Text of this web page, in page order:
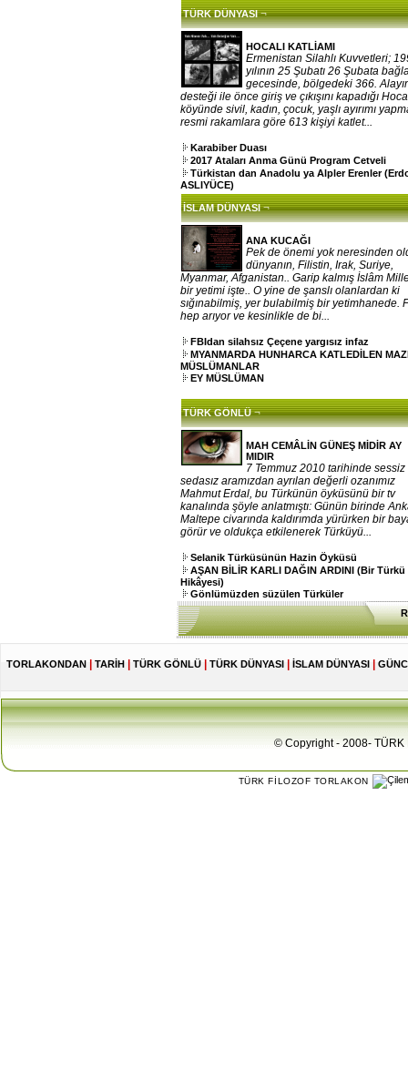
TÜRK DÜNYASI ¬
HOCALI KATLİAMI
Ermenistan Silahlı Kuvvetleri;
yılının 25 Şubatı 26 Şubata
gecesinde, bölgedeki 366.
desteği ile önce giriş ve çıkışını kapadığı
köyünde sivil, kadın, çocuk, yaşlı ayırımı
resmi rakamlara göre 613 kişiyi katlet...
Karabiber Duası
2017 Ataları Anma Günü Program Cetveli
Türkistan dan Anadolu ya Alpler Erenler
ASLIYÜCE)
İSLAM DÜNYASI ¬
ANA KUCAĞI
Pek de önemi yok neresinden
dünyanın, Filistin, Irak, Suriye,
Myanmar, Afganistan.. Garip kalmış İslâm
bir yetimi işte.. O yine de şanslı olanlardan ki
sığınabilmiş, yer bulabilmiş bir yetimhanede.
hep arıyor ve kesinlikle de bi...
FBIdan silahsız Çeçene yargısız infaz
MYANMARDA HUNHARCA KATLEDİLEN
MÜSLÜMANLAR
EY MÜSLÜMAN
TÜRK GÖNLÜ ¬
MAH CEMÂLİN GÜNEŞ MİDİR AY
MIDIR
7 Temmuz 2010 tarihinde sessiz
sedasız aramızdan ayrılan değerli ozanımız
Mahmut Erdal, bu Türkünün öyküsünü bir tv
kanalında şöyle anlatmıştı: Günün birinde
Maltepe civarında kaldırımda yürürken bir
görür ve oldukça etkilenerek Türküyü...
Selanik Türküsünün Hazin Öyküsü
AŞAN BİLİR KARLI DAĞIN ARDINI (Bir Türkü
Hikâyesi)
Gönlümüzden süzülen Türküler
TORLAKONDAN TARİH TÜRK GÖNLÜ TÜRK DÜNYASI İSLAM DÜNYASI
© Copyright - 2008- TÜRK
TÜRK FİLOZOF TORLAKON